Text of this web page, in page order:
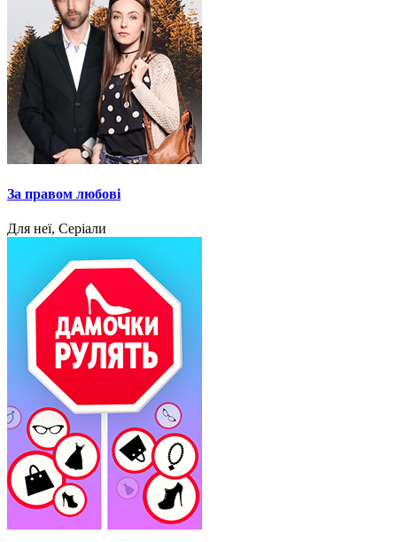
За правом любові
Для неї, Серіали